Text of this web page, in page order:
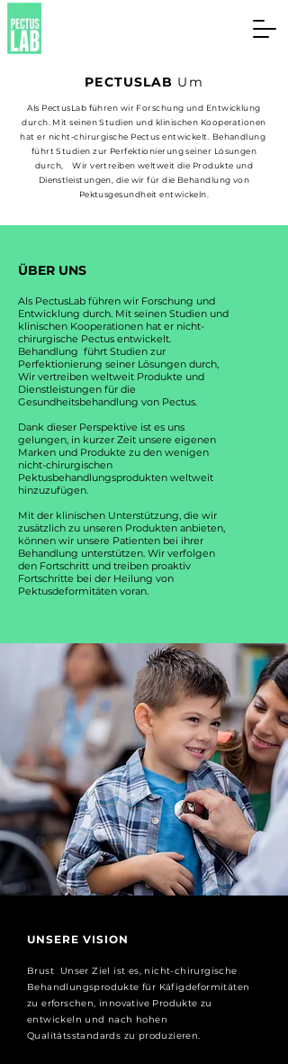
PECTUSLAB Um
Als PectusLab führen wir Forschung und Entwicklung
durch. Mit seinen Studien und klinischen Kooperationen
hat er nicht-chirurgische Pectus entwickelt. Behandlung
führt Studien zur Perfektionierung seiner Lösungen
durch, Wir vertreiben weltweit die Produkte und
Dienstleistungen, die wir für die Behandlung von
Pektusgesundheit entwickeln.
ÜBER UNS
Als PectusLab führen wir Forschung und
Entwicklung durch. Mit seinen Studien und
klinischen Kooperationen hat er nicht-
chirurgische Pectus entwickelt.
Behandlung führt Studien zur
Perfektionierung seiner Lösungen durch,
Wir vertreiben weltweit Produkte und
Dienstleistungen für die
Gesundheitsbehandlung von Pectus.
Dank dieser Perspektive ist es uns
gelungen, in kurzer Zeit unsere eigenen
Marken und Produkte zu den wenigen
nicht-chirurgischen
Pektusbehandlungsprodukten weltweit
hinzuzufügen.
Mit der klinischen Unterstützung, die wir
zusätzlich zu unseren Produkten anbieten,
können wir unsere Patienten bei ihrer
Behandlung unterstützen. Wir verfolgen
den Fortschritt und treiben proaktiv
Fortschritte bei der Heilung von
Pektusdeformitäten voran.
UNSERE VISION
Brust Unser Ziel ist es, nicht-chirurgische
Behandlungsprodukte für Käfigdeformitäten
zu erforschen, innovative Produkte zu
entwickeln und nach hohen
Qualitätsstandards zu produzieren.